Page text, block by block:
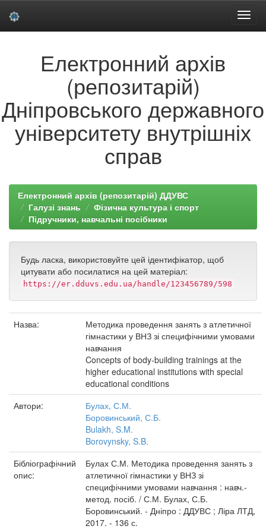
Електронний архів
(репозитарій)
Дніпровського державного
університету внутрішніх
справ
Електронний архів (репозитарій) ДДУВС
Галузі знань
Фізична культура і спорт
Підручники, навчальні посібники
Будь ласка, використовуйте цей ідентифікатор, щоб
цитувати або посилатися на цей матеріал:
https://er.dduvs.edu.ua/handle/123456789/598
Назва:
Методика проведення занять з атлетичної
гімнастики у ВНЗ зі специфічними умовами
навчання
Concepts of body-building trainings at the
higher educational institutions with special
educational conditions
Автори:
Булах, С.М.
Боровинський, С.Б.
Bulakh, S.M.
Borovynsky, S.B.
Бібліографічний
опис:
Булах С.М. Методика проведення занять з
атлетичної гімнастики у ВНЗ зі
специфічними умовами навчання : навч.-
метод. посіб. / С.М. Булах, С.Б.
Боровинський. - Дніпро : ДДУВС ; Ліра ЛТД,
2017. - 136 с.